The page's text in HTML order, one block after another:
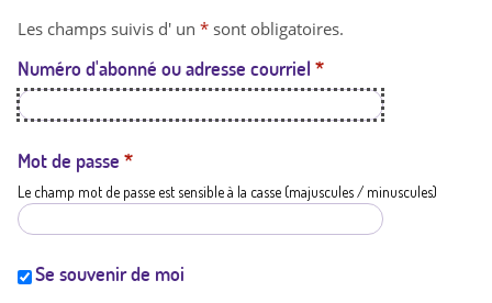
t
a
t
i
Les champs suivis d' un * sont obligatoires.
Numéro d'abonné ou adresse courriel *
Mot de passe *
Le champ mot de passe est sensible à la casse (majuscules / minuscules)
Se souvenir de moi